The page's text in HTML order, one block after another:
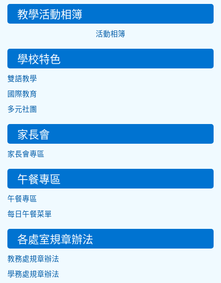
教學活動相簿
活動相簿
學校特色
雙語教學
國際教育
多元社團
家長會
家長會專區
午餐專區
午餐專區
每日午餐菜單
各處室規章辦法
教務處規章辦法
學務處規章辦法